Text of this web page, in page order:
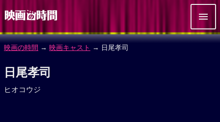
映画の時間 → 映画キャスト → 日尾孝司
日尾孝司
ヒオコウジ